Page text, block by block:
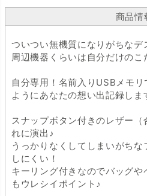
商品情
ついつい無機質になりがちなデ
周辺機器くらいは自分だけのこ
自分専用！名前入りUSBメモ
ようにあなたの想い出記録しま
スナップボタン付きのレザー
れに演出♪
うっかりなくしてしまいがちな
しにくい！
キーリング付きなのでバッグ
もウレシイポイント♪